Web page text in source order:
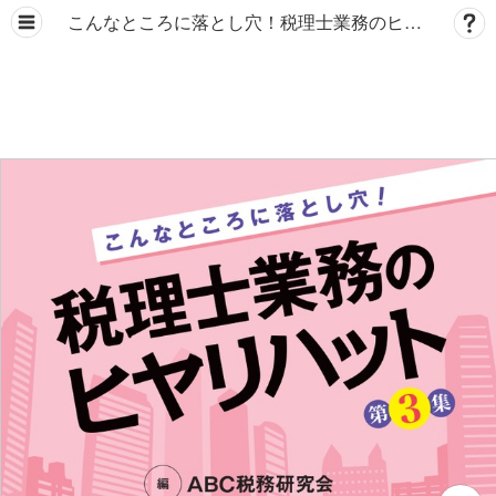
こんなところに落とし穴！税理士業務のヒヤリハット 第３集